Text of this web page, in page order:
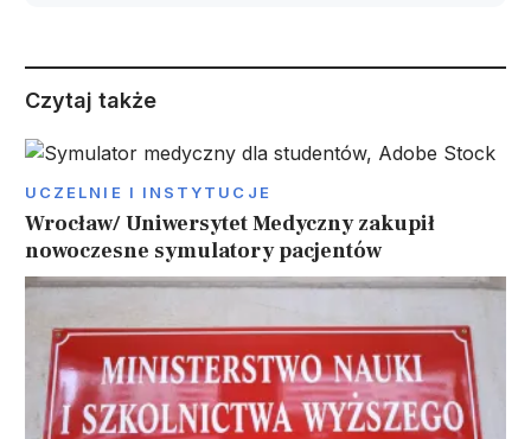
Czytaj także
UCZELNIE I INSTYTUCJE
Wrocław/ Uniwersytet Medyczny zakupił
nowoczesne symulatory pacjentów